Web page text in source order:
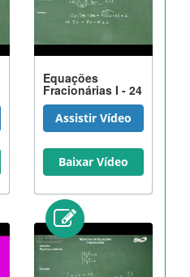
Equações
Fracionárias I - 24
Assistir Vídeo
Baixar Vídeo